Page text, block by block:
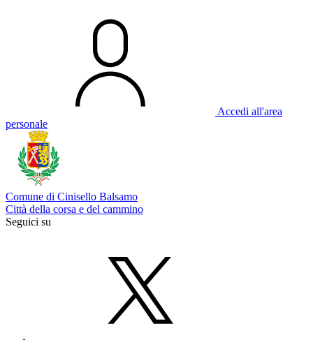
Accedi all'area
personale
Comune di Cinisello Balsamo
Città della corsa e del cammino
Seguici su